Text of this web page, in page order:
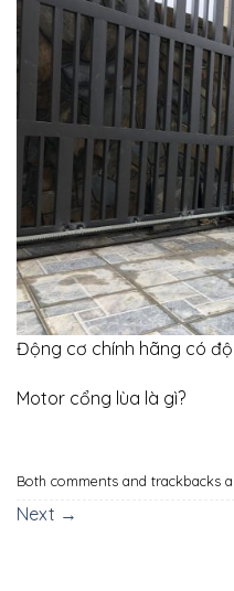
Động cơ chính hãng có
Motor cổng lùa là gì?
Both comments and trackbacks
Next →